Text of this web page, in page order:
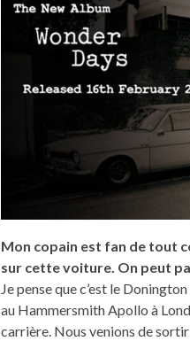
Mon copain est fan de tout
sur cette voiture. On peut
Je pense que c’est le
au Hammersmith Apollo à
carrière. Nous venions de